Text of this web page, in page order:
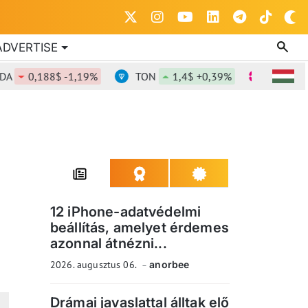
-1,19% TON 1,4$ +0,39% DOT
12 iPhone-adatvédelmi
beállítás, amelyet érdemes
azonnal átnézni...
2026. augusztus 06. anorbee
Drámai javaslattal álltak elő